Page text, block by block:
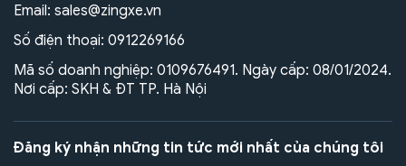
Email: sales@zingxe.vn
Số điện thoại: 0912269166
Mã số doanh nghiệp: 0109676491. Ngày cấp: 08/01/2024.
Nơi cấp: SKH & ĐT TP. Hà Nội
Đăng ký nhận những tin tức mới nhất của chúng tôi